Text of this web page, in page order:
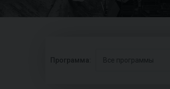
Программа: Все программы